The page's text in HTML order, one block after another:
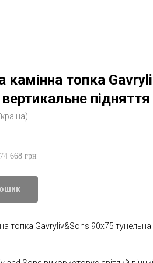
камінна топка
підняття
668 грн
топка Gavryliv&Sons 90x75 тунельна